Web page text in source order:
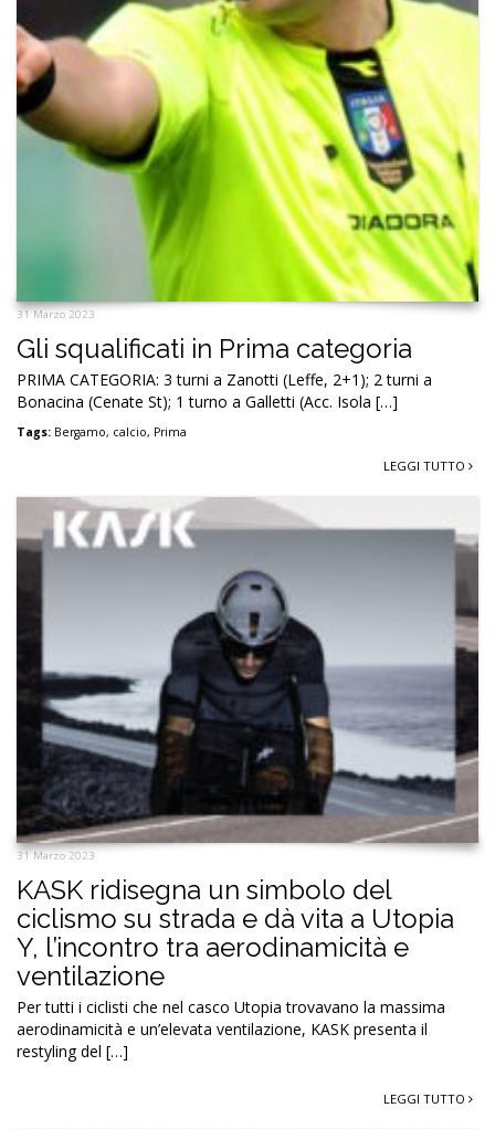
31 Marzo 2023
Gli squalificati in Prima categoria
PRIMA CATEGORIA: 3 turni a Zanotti (Leffe, 2+1); 2 turni a
Bonacina (Cenate St); 1 turno a Galletti (Acc. Isola […]
Tags: Bergamo, calcio, Prima
LEGGI TUTTO
31 Marzo 2023
KASK ridisegna un simbolo del
ciclismo su strada e dà vita a Utopia
Y, l’incontro tra aerodinamicità e
ventilazione
Per tutti i ciclisti che nel casco Utopia trovavano la massima
aerodinamicità e un’elevata ventilazione, KASK presenta il
restyling del […]
LEGGI TUTTO